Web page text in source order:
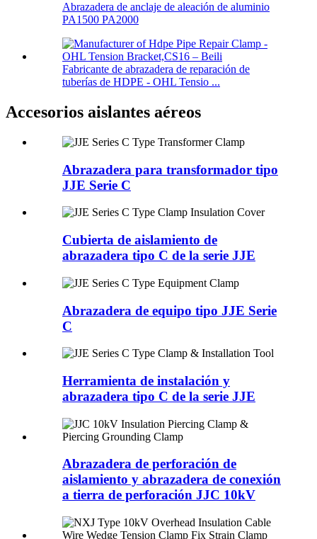
Abrazadera de anclaje de aleación de aluminio
PA1500 PA2000
Fabricante de abrazadera de reparación de
tuberías de HDPE - OHL Tensio ...
Accesorios aislantes aéreos
Abrazadera para transformador tipo
JJE Serie C
Cubierta de aislamiento de
abrazadera tipo C de la serie JJE
Abrazadera de equipo tipo JJE Serie
C
Herramienta de instalación y
abrazadera tipo C de la serie JJE
Abrazadera de perforación de
aislamiento y abrazadera de conexión
a tierra de perforación JJC 10kV